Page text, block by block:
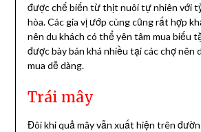
được chế biến từ thịt nuôi tự nhiên với
hòa. Các gia vị ướp cùng cũng rất hợp
nên du khách có thể yên tâm mua biếu
được bày bán khá nhiều tại các chợ nên
mua dễ dàng.
Trái mây
Đôi khi quả mây vẫn xuất hiện trên